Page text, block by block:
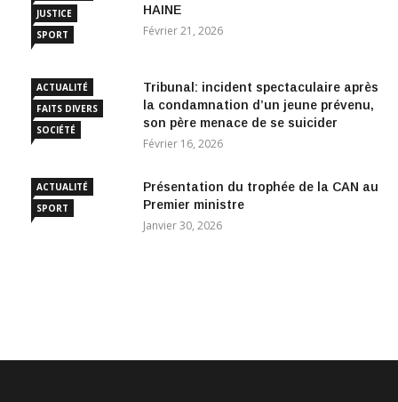
JUSTICE
SPORT
HAINE
Février 21, 2026
ACTUALITÉ
FAITS DIVERS
SOCIÉTÉ
Tribunal: incident spectaculaire après
la condamnation d’un jeune prévenu,
son père menace de se suicider
Février 16, 2026
ACTUALITÉ
SPORT
Présentation du trophée de la CAN au
Premier ministre
Janvier 30, 2026